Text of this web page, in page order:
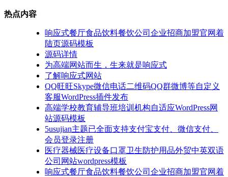
热点内容
响应式餐厅食品饮料餐饮公司企业招商加盟官网着
陆页源码模板
源码详情
为高端网站而生，生来就是响应式
了解响应式网站
QQ旺旺Skype微信电话二维码QQ群微博等自定义
客服WordPress插件发布
高端学校教育辅导班培训机构自适应WordPress网
站源码模板
5usujian主题已全面支持支付宝支付、微信支付、
会员登录注册
医疗器械医疗设备口罩卫生防护用品外贸中英双语
公司网站wordpress模板
响应式餐厅食品饮料餐饮公司企业招商加盟官网着